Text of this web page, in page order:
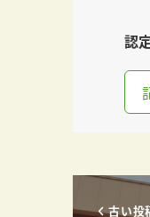
認
古い投